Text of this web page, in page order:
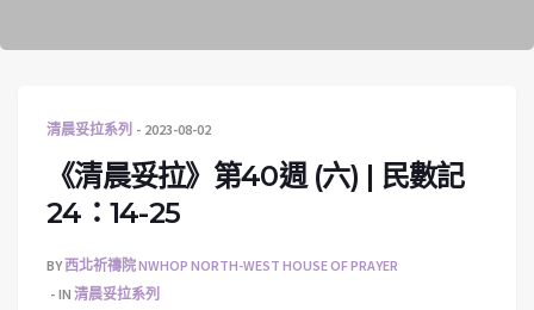
清晨妥拉系列 2023-08-02
《清晨妥拉》第40週 (六) | 民數記
24：14-25
BY西北祈禱院 NWHOP NORTH-WEST HOUSE OF PRAYER
IN 清晨妥拉系列